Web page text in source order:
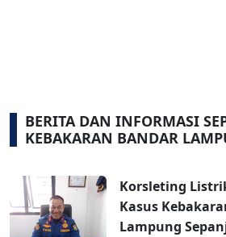
BERITA DAN INFORMASI
KEBAKARAN BANDAR
Korsleting
Kasus
Lampung